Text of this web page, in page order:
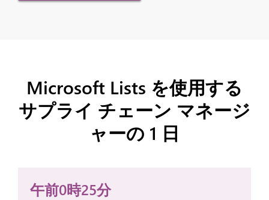
Microsoft Lists を使用する
サプライ チェーン マネージ
ャーの 1 日
午前0時25分